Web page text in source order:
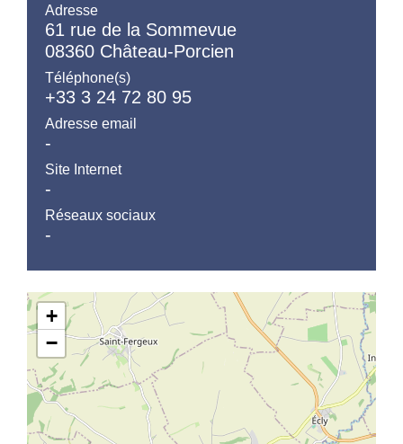
Adresse
61 rue de la Sommevue
08360 Château-Porcien
Téléphone(s)
+33 3 24 72 80 95
Adresse email
-
Site Internet
-
Réseaux sociaux
-
+
−